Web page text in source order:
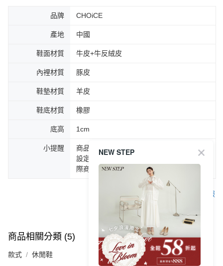
品牌 CHOiCE
產地 中國
鞋面材質 牛皮+牛反絨皮
內裡材質 豚皮
鞋墊材質 羊皮
鞋底材質 橡膠
底高 1cm
小提醒
商品圖片顏色會因拍攝燈光環境或個人螢幕
設定不同，而造成部份色差現象，顏色以實
際商品為主。
客服
商品相關分類 (5) 查看全部
款式 休閒鞋
NEW STEP